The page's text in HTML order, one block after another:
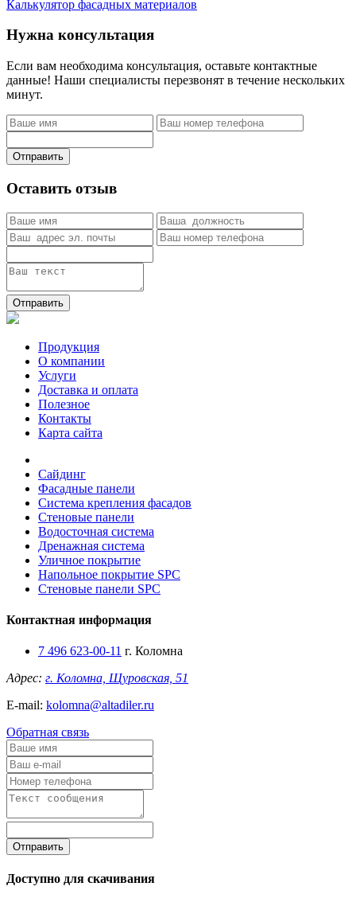
Калькулятор фасадных материалов
Нужна консультация
Если вам необходима консультация, оставьте контактные
данные! Наши специалисты перезвонят в течение нескольких
минут.
Отправить
Оставить отзыв
Отправить
Продукция
О компании
Услуги
Доставка и оплата
Полезное
Контакты
Карта сайта
Сайдинг
Фасадные панели
Система крепления фасадов
Стеновые панели
Водосточная система
Дренажная система
Уличное покрытие
Напольное покрытие SPC
Стеновые панели SPC
Контактная информация
7 496 623-00-11 г. Коломна
Адрес: г. Коломна, Щуровская, 51
E-mail: kolomna@altadiler.ru
Обратная связь
Отправить
Доступно для скачивания